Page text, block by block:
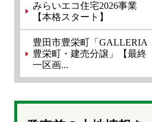
みらいエコ住宅2026事業
【本格スタート】
豊田市豊栄町「GALLERIA
豊栄町・建売分譲」【最終
一区画...